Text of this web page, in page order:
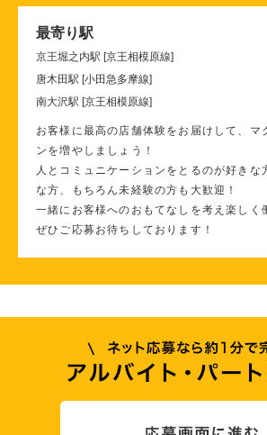
最寄り駅
京王堀之内駅 [京王相模原線]
唐木田駅 [小田急多摩線]
南大沢駅 [京王相模原線]
お客様に最高の店舗体験をお届けして、マ
ンを増やしましょう！
人とコミュニケーションをとるのが好きな
な方、もちろん未経験の方も大歓迎！
一緒にお客様へのおもてなしを考え楽しく
ぜひご応募お待ちしております！